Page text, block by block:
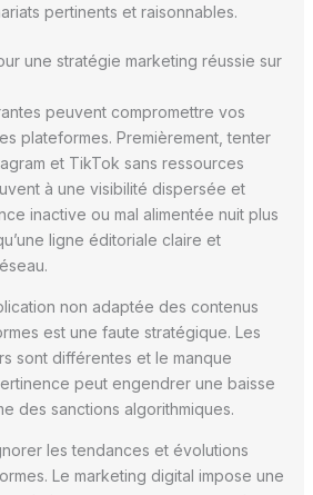
pertinents et raisonnables.
une stratégie marketing réussie sur
peuvent compromettre vos
plateformes. Premièrement, tenter
et TikTok sans ressources
à une visibilité dispersée et
inactive ou mal alimentée nuit plus
ligne éditoriale claire et
non adaptée des contenus
est une faute stratégique. Les
sont différentes et le manque
peut engendrer une baisse
des sanctions algorithmiques.
les tendances et évolutions
Le marketing digital impose une